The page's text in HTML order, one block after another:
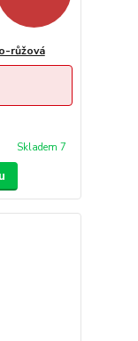
růžová
Skladem 7